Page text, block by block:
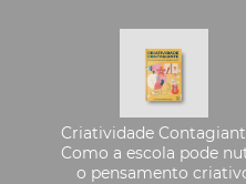
Criatividade
Como a escola pode
o pensamento